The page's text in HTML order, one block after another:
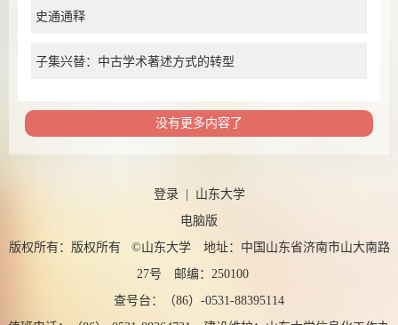
史通通释
子集兴替：中古学术著述方式的转型
没有更多内容了
登录| 山东大学
电脑版
版权所有：版权所有 ©山东大学 地址：中国山东省济南市山大南路
27号 邮编：250100
查号台：（86）-0531-88395114